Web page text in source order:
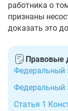
работника о
признаны
доказать это
Правовые
Федеральный
Федеральный
Статья 1